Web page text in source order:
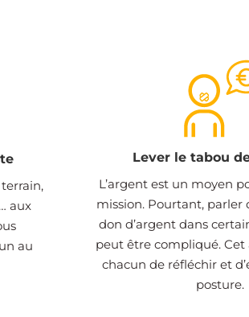
terrain,
aux
au
Lever le tabou
L’argent est un moyen
mission. Pourtant, parler
don d’argent dans
peut être compliqué.
chacun de réfléchir et
posture.